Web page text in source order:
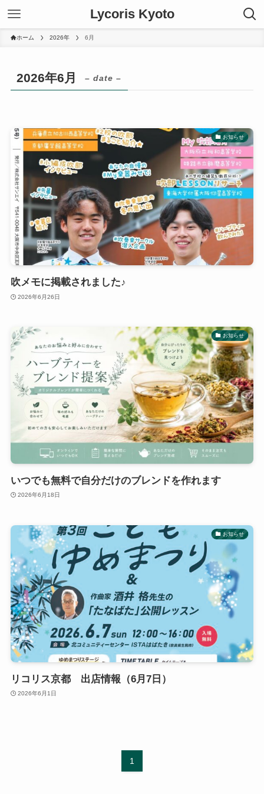
Lycoris Kyoto
ホーム 2026年 6月
2026年6月 – date –
お知らせ
吹メモに掲載されました♪
2026年6月26日
お知らせ
いつでも無料で自分だけのブレンドを作れます
2026年6月18日
お知らせ
リコリス京都 出店情報（6月7日）
2026年6月1日
1